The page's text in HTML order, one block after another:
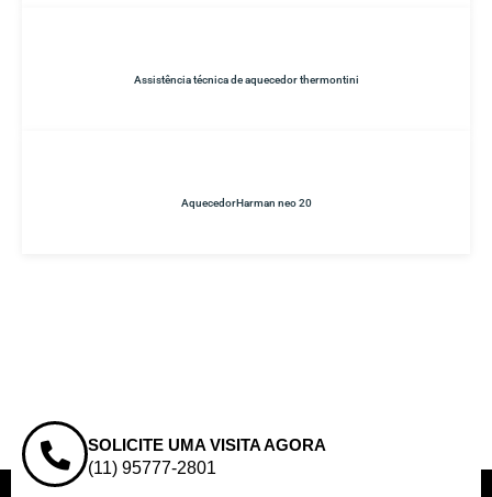
Assistência técnica de aquecedor thermontini
AquecedorHarman neo 20
SOLICITE UMA VISITA AGORA
(11) 95777-2801